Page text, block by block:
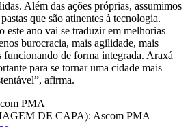
Além das ações próprias, assumimos
que são atinentes à tecnologia.
este ano vai se traduzir em melhorias
burocracia, mais agilidade, mais
funcionando de forma integrada. Araxá
para se tornar uma cidade mais
afirma.
PMA
DE CAPA): Ascom PMA